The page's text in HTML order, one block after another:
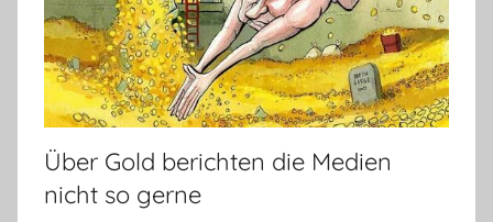
Über Gold berichten die Medien
nicht so gerne